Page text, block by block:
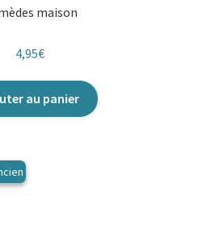
maison
4,95€
au panier